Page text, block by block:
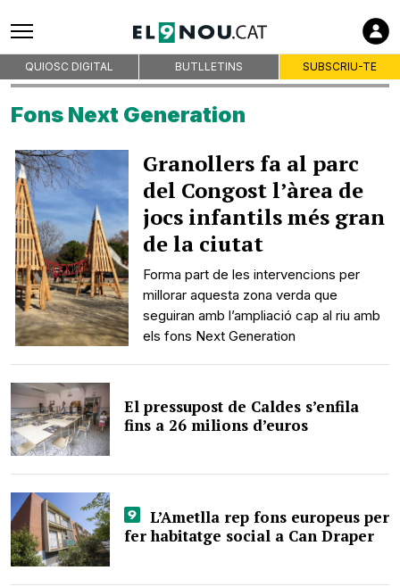
QUIOSC DIGITAL BUTLLETINS SUBSCRIU-TE
Fons Next Generation
Granollers fa al parc
del Congost l’àrea de
jocs infantils més gran
de la ciutat
Forma part de les intervencions per
millorar aquesta zona verda que
seguiran amb l’ampliació cap al riu amb
els fons Next Generation
El pressupost de Caldes s’enfila
fins a 26 milions d’euros
L’Ametlla rep fons europeus per
fer habitatge social a Can Draper